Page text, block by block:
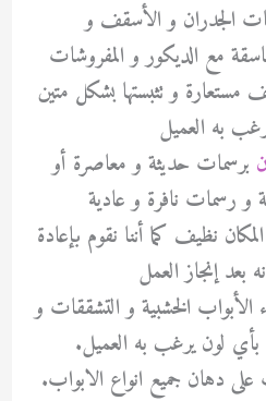
الجدران و الأسقف و
مع الديكور و المفروشات
و تثبستها بشكل متين
به العميل
برسمات حديثة و معاصرة أو
رسمات نافرة و عادية
نظيف كما أننا نقوم بإعادة
إنجاز العمل
الخشبية و التشققات و
لون يرغب به العميل.
دهان جميع انواع الابواب.